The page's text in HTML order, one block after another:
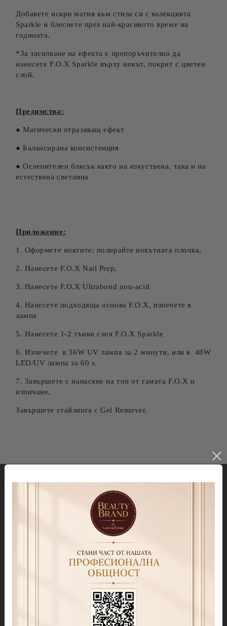
Добавете искри магия към стила си с колекцията
Sparkle и блеснете през най-красивото време на
годината.
*За засилване на ефекта е препоръчително да
нанесете F.O.X Sparkle върху нокът, покрит с цветен
слой.
Предимства:
● Магически отразяващ ефект
● Балансирана консистенция
● Ослепителен блясък както на изкуствена, така и на
естествена светлина
Приложение:
1. Оформете ноктите; полирайте нокътната плочка,
2. Нанесете F.O.X Nail Prep,
3. Нанесете F.O.X Ultrabond non-acid
4. Нанесете подходящa основа F.O.X, изпечете в
лампа
5. Нанесете 1-2 тънки слоя F.O.X Sparkle
6. Изпечете в 36W UV лампа за 2 минути, или в 48W
LED/UV лампа за 60 s.
7. Завършете с нанасяне на топ от гамата F.O.X и
изпичане,
Завършете стайлинга с Gel Remover.
Гел лакове
Колекция Spectrum 14 ml
Колекция Spectrum Shot 5гр.
Колекция Moulin Rouge
Колекция Mocha Mousse
Декорации
Blooming gel
Slime gel
Гел бои
paint
Брокати, Фолиа и др.
Акварелни капки
Препарати
Дезинфектанти и